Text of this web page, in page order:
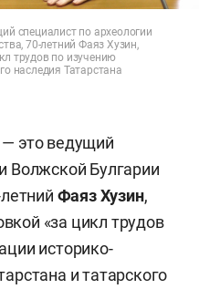
специалист по археологии
70-летний Фаяз Хузин,
трудов по изучению
наследия Татарстана
это ведущий
Волжской Булгарии
Фаяз Хузин,
«за цикл трудов
историко-
и татарского